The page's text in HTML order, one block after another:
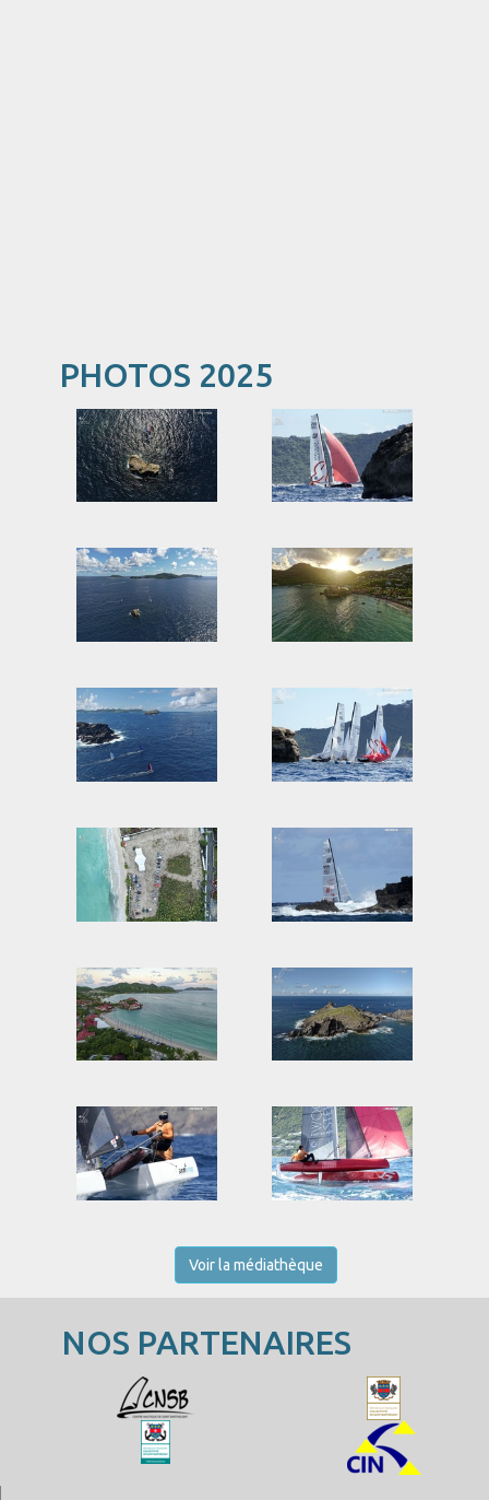
PHOTOS 2025
Voir la médiathèque
NOS PARTENAIRES